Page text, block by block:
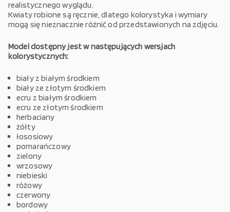
realistycznego wyglądu.
Kwiaty robione są ręcznie, dlatego kolorystyka i wymiary
mogą się nieznacznie różnić od przedstawionych na zdjęciu.
Model dostępny jest w następujących wersjach
kolorystycznych:
biały z białym środkiem
biały ze złotym środkiem
ecru z białym środkiem
ecru ze złotym środkiem
herbaciany
żółty
łososiowy
pomarańczowy
zielony
wrzosowy
niebieski
różowy
czerwony
bordowy